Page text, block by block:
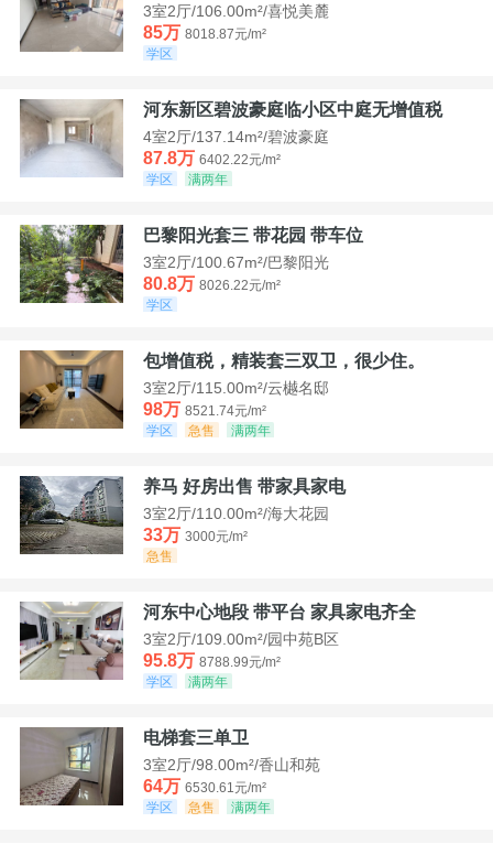
3室2厅/106.00m²/喜悦美麓
85万 8018.87元/m²
学区
河东新区碧波豪庭临小区中庭无增值税
4室2厅/137.14m²/碧波豪庭
87.8万 6402.22元/m²
学区
满两年
巴黎阳光套三 带花园 带车位
3室2厅/100.67m²/巴黎阳光
80.8万 8026.22元/m²
学区
包增值税，精装套三双卫，很少住。
3室2厅/115.00m²/云樾名邸
98万 8521.74元/m²
学区
急售 满两年
养马 好房出售 带家具家电
3室2厅/110.00m²/海大花园
33万 3000元/m²
急售
河东中心地段 带平台 家具家电齐全
3室2厅/109.00m²/园中苑B区
95.8万 8788.99元/m²
学区
满两年
电梯套三单卫
3室2厅/98.00m²/香山和苑
64万 6530.61元/m²
学区
急售 满两年